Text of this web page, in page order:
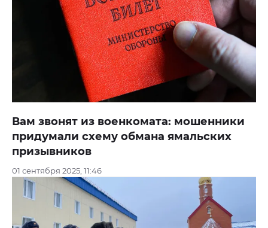
Вам звонят из военкомата: мошенники
придумали схему обмана ямальских
призывников
01 сентября 2025, 11:46